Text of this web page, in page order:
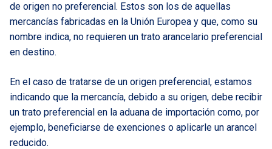
de origen no preferencial. Estos son los de aquellas
mercancías fabricadas en la Unión Europea y que, como su
nombre indica, no requieren un trato arancelario preferencial
en destino.
En el caso de tratarse de un origen preferencial, estamos
indicando que la mercancía, debido a su origen, debe recibir
un trato preferencial en la aduana de importación como, por
ejemplo, beneficiarse de exenciones o aplicarle un arancel
reducido.